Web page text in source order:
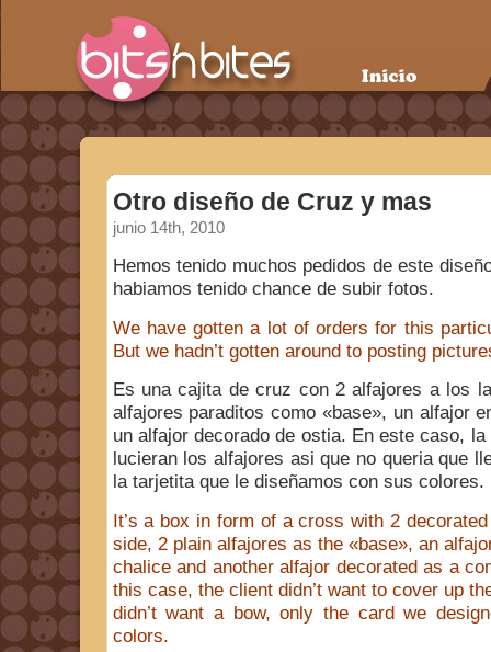
Otro diseño de Cruz y mas
junio 14th, 2010
Hemos tenido muchos pedidos de este
habiamos tenido chance de subir fotos.
We have gotten a lot of orders for this
But we hadn’t gotten around to posting
Es una cajita de cruz con 2 alfajores a los
alfajores paraditos como «base», un alfajor
un alfajor decorado de ostia. En este caso,
lucieran los alfajores asi que no queria que
la tarjetita que le diseñamos con sus colores.
It’s a box in form of a cross with 2
side, 2 plain alfajores as the «base», an
chalice and another alfajor decorated as a
this case, the client didn’t want to cover up
didn’t want a bow, only the card we
colors.